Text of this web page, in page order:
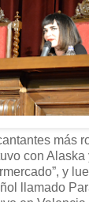
más
con
y
llamado